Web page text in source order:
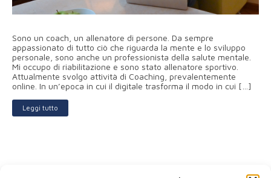
Sono un coach, un allenatore di persone. Da sempre
appassionato di tutto ciò che riguarda la mente e lo sviluppo
personale, sono anche un professionista della salute mentale.
Mi occupo di riabilitazione e sono stato allenatore sportivo.
Attualmente svolgo attività di Coaching, prevalentemente
online. In un’epoca in cui il digitale trasforma il modo in cui […]
Leggi tutto
3